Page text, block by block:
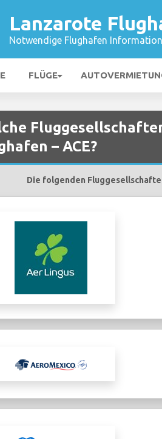
Lanzarote
Notwendige Flughafen
FLÜGE
– ACE?
Die folgenden